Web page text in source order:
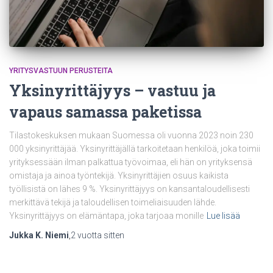
YRITYSVASTUUN PERUSTEITA
Yksinyrittäjyys – vastuu ja
vapaus samassa paketissa
Tilastokeskuksen mukaan Suomessa oli vuonna 2023 noin 230
000 yksinyrittäjää. Yksinyrittäjällä tarkoitetaan henkilöä, joka toimii
yrityksessään ilman palkattua työvoimaa, eli hän on yrityksensä
omistaja ja ainoa työntekijä. Yksinyrittäjien osuus kaikista
työllisistä on lähes 9 %. Yksinyrittäjyys on kansantaloudellisesti
merkittävä tekijä ja taloudellisen toimeliaisuuden lähde.
Yksinyrittäjyys on elämäntapa, joka tarjoaa monille
Lue lisää
Jukka K. Niemi 2 vuotta sitten